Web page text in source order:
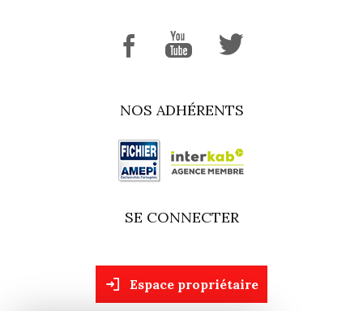
NOS ADHÉRENTS
SE CONNECTER
espace propriétaire